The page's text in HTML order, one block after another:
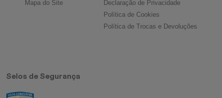
Mapa do Site
Declaração de Privacidade
Política de Cookies
Política de Trocas e Devoluções
Selos de Segurança